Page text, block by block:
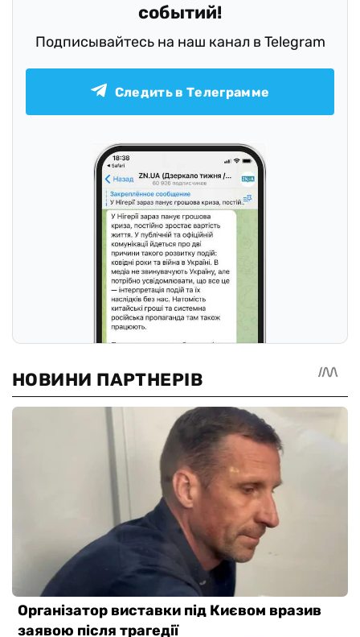
событий!
Подписывайтесь на наш канал в Telegram
Следить в Телеграмме